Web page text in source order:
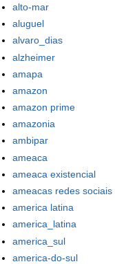
alto-mar
aluguel
alvaro_dias
alzheimer
amapa
amazon
amazon prime
amazonia
ambipar
ameaca
ameaca existencial
ameacas redes sociais
america latina
america_latina
america_sul
america-do-sul